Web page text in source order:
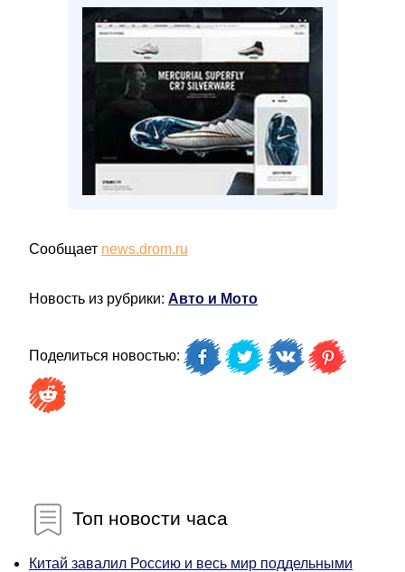
Сообщает news.drom.ru
Новость из рубрики: Авто и Мото
Поделиться новостью:
Топ новости часа
Китай завалил Россию и весь мир поддельными